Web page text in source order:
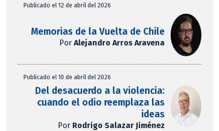
Publicado el 12 de abril del 2026
Memorias de la Vuelta de Chile
PorAlejandro Arros Aravena
Publicado el 10 de abril del 2026
Del desacuerdo a la violencia:
cuando el odio reemplaza las
ideas
Por Rodrigo Salazar Jiménez